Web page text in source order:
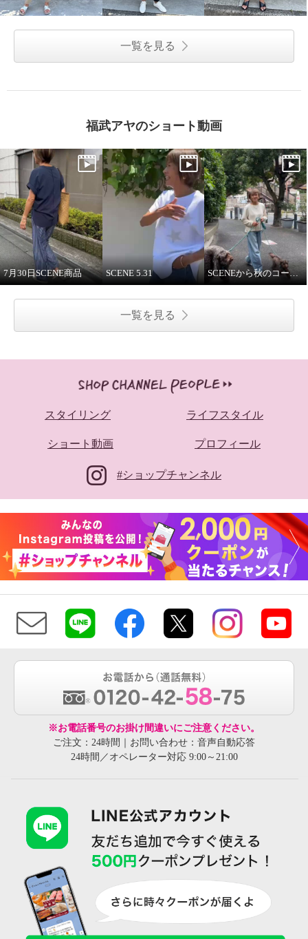
一覧を見る
福武アヤのショート動画
7月30日SCENE商品 SCENE 5.31 SCENEから秋のコーディネート紹介
一覧を見る
スタイリング ライフスタイル
ショート動画 プロフィール
#ショップチャンネル
※お電話番号のお掛け間違いにご注意ください。
ご注文：24時間｜お問い合わせ：音声自動応答
24時間／オペレーター対応 9:00～21:00